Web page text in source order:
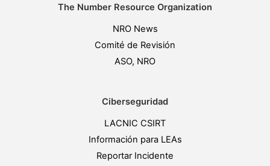
The Number Resource Organization
NRO News
Comité de Revisión
ASO, NRO
Ciberseguridad
LACNIC CSIRT
Información para LEAs
Reportar Incidente